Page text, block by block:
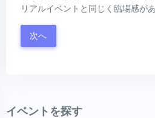
リアルイベントと同じく臨場感が
次へ
イベントを探す